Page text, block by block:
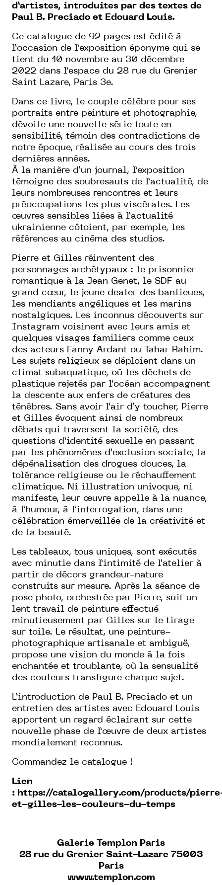
d’artistes, introduites par des textes de
Paul B. Preciado et Edouard Louis.
Ce catalogue de 92 pages est édité à
l’occasion de l’exposition éponyme qui se
tient du 10 novembre au 30 décembre
2022 dans l’espace du 28 rue du Grenier
Saint Lazare, Paris 3e.
Dans ce livre, le couple célèbre pour ses
portraits entre peinture et photographie,
dévoile une nouvelle série toute en
sensibilité, témoin des contradictions de
notre époque, réalisée au cours des trois
dernières années.
À la manière d’un journal, l’exposition
témoigne des soubresauts de l’actualité, de
leurs nombreuses rencontres et leurs
préoccupations les plus viscérales. Les
œuvres sensibles liées à l’actualité
ukrainienne côtoient, par exemple, les
références au cinéma des studios.
Pierre et Gilles réinventent des
personnages archétypaux : le prisonnier
romantique à la Jean Genet, le SDF au
grand cœur, le jeune dealer des banlieues,
les mendiants angéliques et les marins
nostalgiques. Les inconnus découverts sur
Instagram voisinent avec leurs amis et
quelques visages familiers comme ceux
des acteurs Fanny Ardant ou Tahar Rahim.
Les sujets religieux se déploient dans un
climat subaquatique, où les déchets de
plastique rejetés par l’océan accompagnent
la descente aux enfers de créatures des
ténèbres. Sans avoir l’air d’y toucher, Pierre
et Gilles évoquent ainsi de nombreux
débats qui traversent la société, des
questions d’identité sexuelle en passant
par les phénomènes d’exclusion sociale, la
dépénalisation des drogues douces, la
tolérance religieuse ou le réchauffement
climatique. Ni illustration univoque, ni
manifeste, leur œuvre appelle à la nuance,
à l’humour, à l’interrogation, dans une
célébration émerveillée de la créativité et
de la beauté.
Les tableaux, tous uniques, sont exécutés
avec minutie dans l’intimité de l’atelier à
partir de décors grandeur-nature
construits sur mesure. Après la séance de
pose photo, orchestrée par Pierre, suit un
lent travail de peinture effectué
minutieusement par Gilles sur le tirage
sur toile. Le résultat, une peinture-
photographique artisanale et ambiguë,
propose une vision du monde à la fois
enchantée et troublante, où la sensualité
des couleurs transfigure chaque sujet.
L’introduction de Paul B. Preciado et un
entretien des artistes avec Edouard Louis
apportent un regard éclairant sur cette
nouvelle phase de l’œuvre de deux artistes
mondialement reconnus.
Commandez le catalogue !
Lien
: https://catalogallery.com/products/
et-gilles-les-couleurs-du-temps
Galerie Templon Paris
28 rue du Grenier Saint-Lazare 75003
Paris
www.templon.com